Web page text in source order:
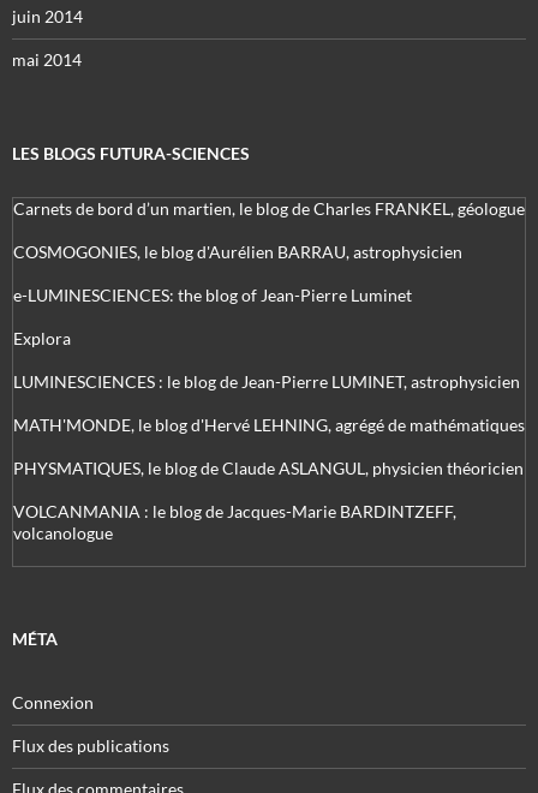
juin 2014
mai 2014
LES BLOGS FUTURA-SCIENCES
Carnets de bord d’un martien, le blog de Charles FRANKEL, géologue
COSMOGONIES, le blog d'Aurélien BARRAU, astrophysicien
e-LUMINESCIENCES: the blog of Jean-Pierre Luminet
Explora
LUMINESCIENCES : le blog de Jean-Pierre LUMINET, astrophysicien
MATH'MONDE, le blog d'Hervé LEHNING, agrégé de mathématiques
PHYSMATIQUES, le blog de Claude ASLANGUL, physicien théoricien
VOLCANMANIA : le blog de Jacques-Marie BARDINTZEFF,
volcanologue
MÉTA
Connexion
Flux des publications